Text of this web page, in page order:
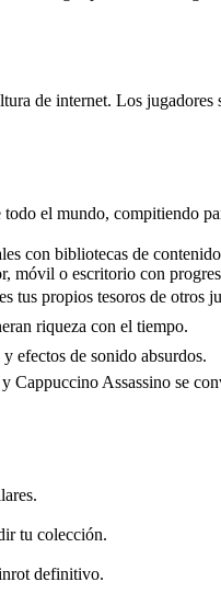
de internet. Los
el mundo, compitiendo
con bibliotecas de
móvil o escritorio con
tus propios tesoros de otros
riqueza con el tiempo.
efectos de sonido absurdos.
Cappuccino Assassino se
tu colección.
definitivo.